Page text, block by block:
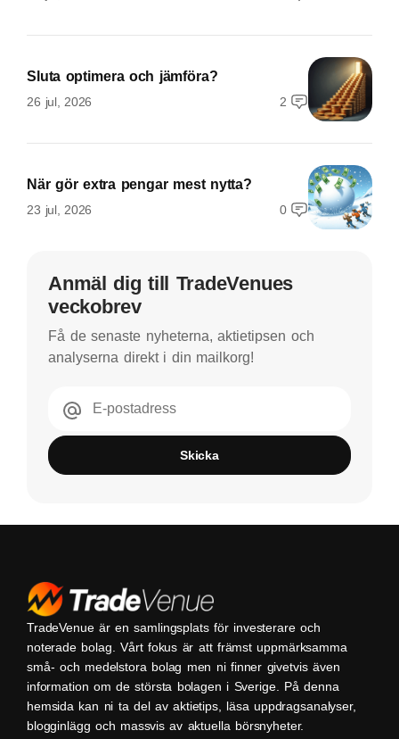
Sluta optimera och jämföra?
26 jul, 2026 2
När gör extra pengar mest nytta?
23 jul, 2026 0
Anmäl dig till TradeVenues
veckobrev
Få de senaste nyheterna, aktietipsen och
analyserna direkt i din mailkorg!
E-postadress
Skicka
TradeVenue är en samlingsplats för investerare och
noterade bolag. Vårt fokus är att främst uppmärksamma
små- och medelstora bolag men ni finner givetvis även
information om de största bolagen i Sverige. På denna
hemsida kan ni ta del av aktietips, läsa uppdragsanalyser,
blogginlägg och massvis av aktuella börsnyheter.